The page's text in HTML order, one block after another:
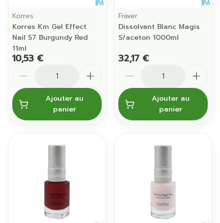
Korres
Korres Km Gel Effect
Nail 57 Burgundy Red
11ml
10,53 €
Ajouter au
panier
Fraver
Dissolvant Blanc Magis
S/aceton 1000ml
32,17 €
Ajouter au
panier